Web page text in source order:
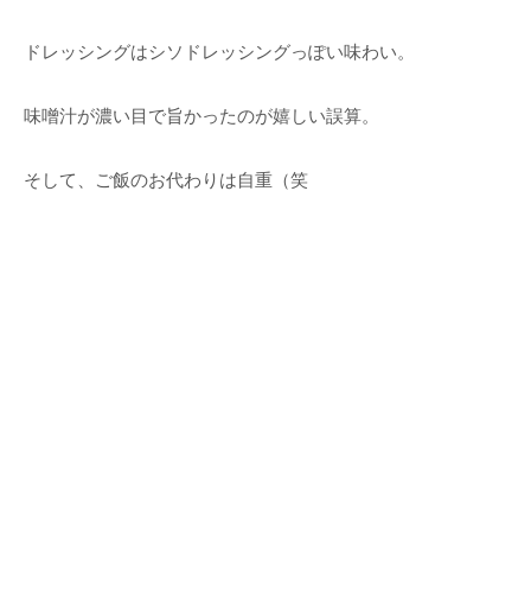
ドレッシングはシソドレッシングっぽい味わい。
味噌汁が濃い目で旨かったのが嬉しい誤算。
そして、ご飯のお代わりは自重（笑